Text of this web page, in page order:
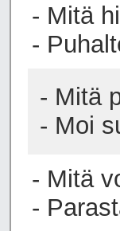
- Mitä
-
- Mitä
- Moi
- Mitä
-